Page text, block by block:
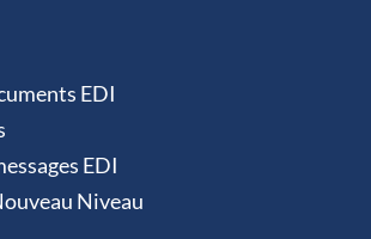
EDI
EDI
Niveau